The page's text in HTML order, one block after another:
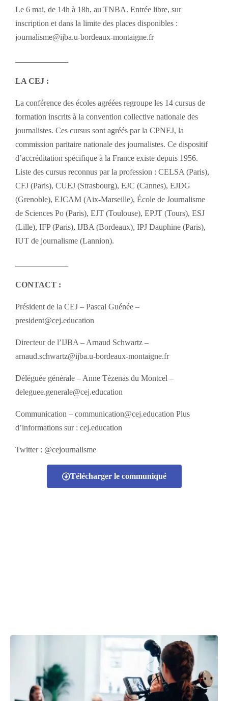
Le 6 mai, de 14h à 18h, au TNBA. Entrée libre, sur
inscription et dans la limite des places disponibles :
journalisme@ijba.u-bordeaux-montaigne.fr
LA CEJ :
La conférence des écoles agréées regroupe les 14 cursus de
formation inscrits à la convention collective nationale des
journalistes. Ces cursus sont agréés par la CPNEJ, la
commission paritaire nationale des journalistes. Ce dispositif
d’accréditation spécifique à la France existe depuis 1956.
Liste des cursus reconnus par la profession : CELSA (Paris),
CFJ (Paris), CUEJ (Strasbourg), EJC (Cannes), EJDG
(Grenoble), EJCAM (Aix-Marseille), École de Journalisme
de Sciences Po (Paris), EJT (Toulouse), EPJT (Tours), ESJ
(Lille), IFP (Paris), IJBA (Bordeaux), IPJ Dauphine (Paris),
IUT de journalisme (Lannion).
CONTACT :
Président de la CEJ – Pascal Guénée –
president@cej.education
Directeur de l’IJBA – Arnaud Schwartz –
arnaud.schwartz@ijba.u-bordeaux-montaigne.fr
Déléguée générale – Anne Tézenas du Montcel –
deleguee.generale@cej.education
Communication – communication@cej.education Plus
d’informations sur : cej.education
Twitter : @cejournalisme
Télécharger le communiqué